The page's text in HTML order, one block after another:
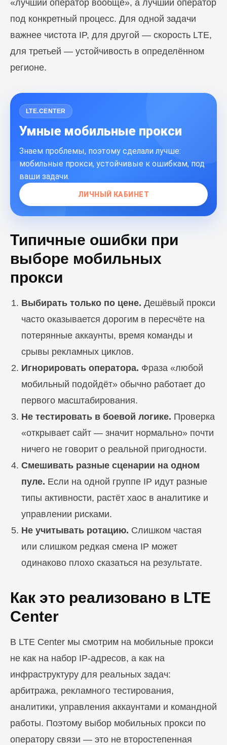
«лучший оператор вообще», а лучший оператор
под конкретный процесс. Для одной задачи
важнее чистота IP, для другой — скорость LTE,
для третьей — устойчивость в определённом
регионе.
LTE.CENTER
Умные мобильные прокси
Знаем проблемы, поэтому сделали лучше:
мобильные прокси, устойчивые к ошибкам, под
ваши задачи.
ЛИЧНЫЙ КАБИНЕТ
Типичные ошибки при
выборе мобильных
прокси
Выбирать только по цене. Дешёвый прокси
часто оказывается дорогим в пересчёте на
потерянные аккаунты, время команды и
срывы рекламных циклов.
Игнорировать оператора. Фраза «любой
мобильный подойдёт» обычно работает до
первого масштабирования.
Не тестировать в боевой логике. Проверка
«открывает сайт — значит нормально» почти
ничего не говорит о реальной пригодности.
Смешивать разные сценарии на одном
пуле. Если на одной группе IP идут разные
типы активности, растёт хаос в аналитике и
управлении рисками.
Не учитывать ротацию. Слишком частая
или слишком редкая смена IP может
одинаково плохо сказаться на результате.
Как это реализовано в LTE
Center
В LTE Center мы смотрим на мобильные прокси
не как на набор IP-адресов, а как на
инфраструктуру для реальных задач:
арбитража, рекламного тестирования,
аналитики, управления аккаунтами и командной
работы. Поэтому выбор мобильных прокси по
оператору связи — это не второстепенная